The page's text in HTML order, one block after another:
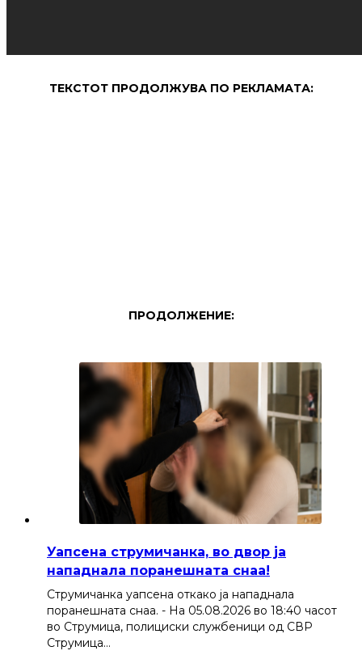
ТЕКСТОТ ПРОДОЛЖУВА ПО РЕКЛАМАТА:
ПРОДОЛЖЕНИЕ:
Уапсена струмичанка, во двор ја
нападнала поранешната снаа!
Струмичанка уапсена откако ја нападнала
поранешната снаа. - На 05.08.2026 во 18:40 часот
во Струмица, полициски службеници од СВР
Струмица…